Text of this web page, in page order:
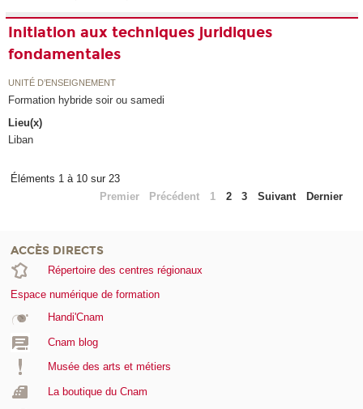
Initiation aux techniques juridiques
fondamentales
UNITÉ D’ENSEIGNEMENT
Formation hybride soir ou samedi
Lieu(x)
Liban
Éléments 1 à 10 sur 23
Premier
Précédent 1 2 3 Suivant Dernier
ACCÈS DIRECTS
Répertoire des centres régionaux
Espace numérique de formation
Handi'Cnam
Cnam blog
Musée des arts et métiers
La boutique du Cnam